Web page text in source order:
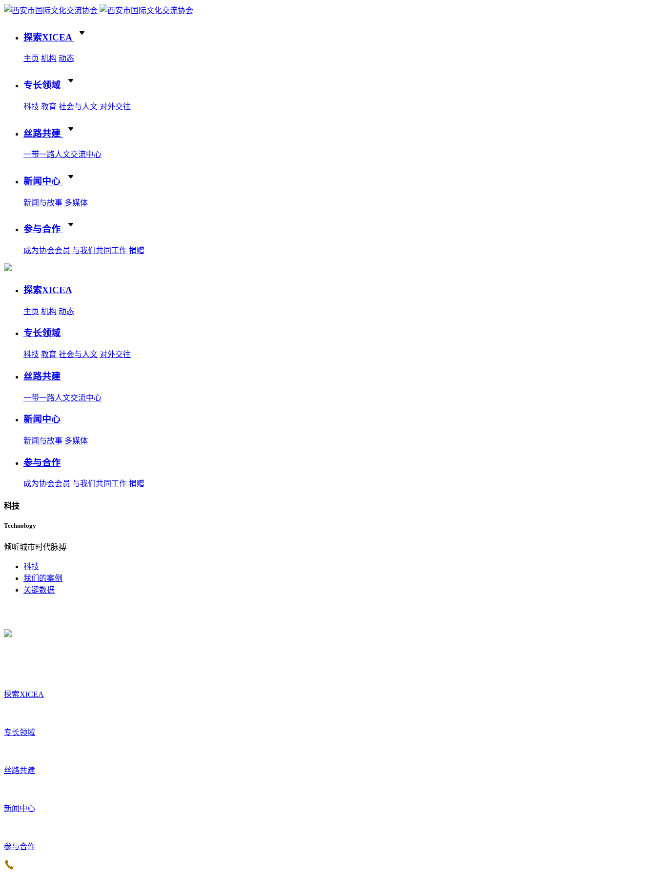
探索XICEA
主页 机构 动态
专长领域
科技 教育 社会与人文 对外交往
丝路共建
一带一路人文交流中心
新闻中心
新闻与故事 多媒体
参与合作
成为协会会员 与我们共同工作 捐赠
探索XICEA
主页 机构 动态
专长领域
科技 教育 社会与人文 对外交往
丝路共建
一带一路人文交流中心
新闻中心
新闻与故事 多媒体
参与合作
成为协会会员 与我们共同工作 捐赠
科技
Technology
倾听城市时代脉搏
科技
我们的案例
关键数据
探索XICEA
专长领域
丝路共建
新闻中心
参与合作